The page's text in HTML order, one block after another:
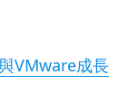
VMware成長